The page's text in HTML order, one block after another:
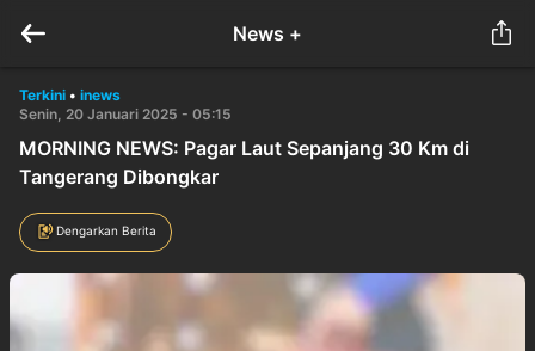
News +
Terkini • inews
Senin, 20 Januari 2025 - 05:15
MORNING NEWS: Pagar Laut Sepanjang 30 Km di
Tangerang Dibongkar
Dengarkan Berita